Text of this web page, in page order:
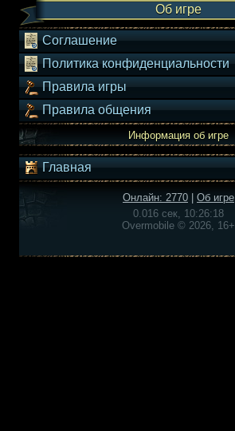
Об игре
Соглашение
Политика конфиденциальности
Правила игры
Правила общения
Информация об игре
Главная
Онлайн: 2770
Об игре
0.016 сек, 10:26:18
Overmobile © 2026, 16+